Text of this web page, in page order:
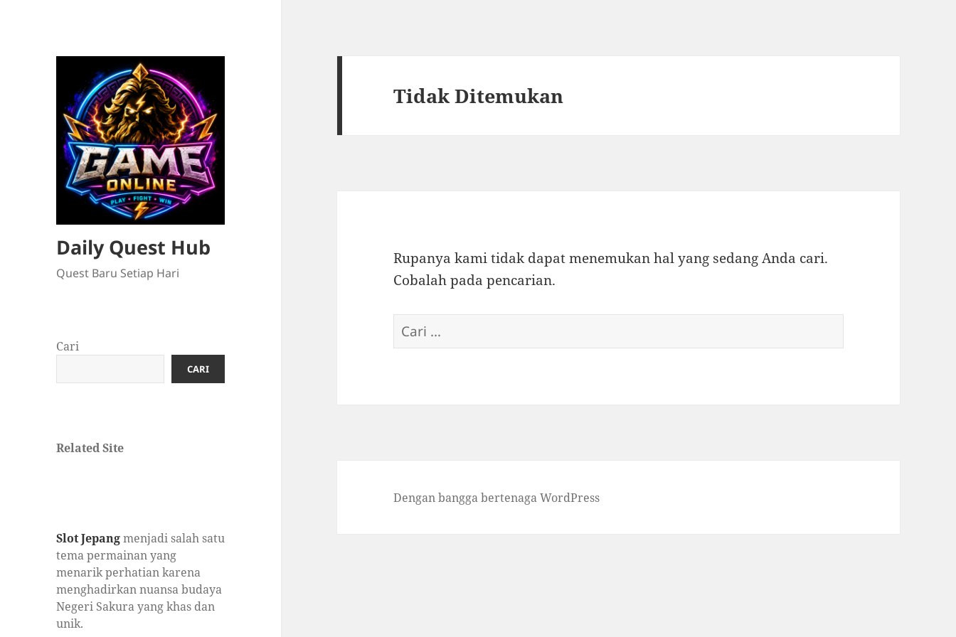
Daily Quest Hub
Quest Baru Setiap Hari
Cari
CARI
Related Site
Slot Jepangmenjadi salah satu
tema permainan yang
menarik perhatian karena
menghadirkan nuansa budaya
Negeri Sakura yang khas dan
unik.
Tidak Ditemukan
Rupanya kami tidak dapat menemukan hal yang sedang Anda cari.
Cobalah pada pencarian.
Cari
untuk:
Dengan bangga bertenaga WordPress